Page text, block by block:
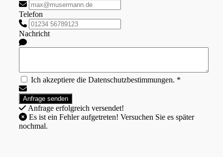
Telefon
Nachricht
Ich akzeptiere die Datenschutzbestimmungen. *
Anfrage erfolgreich versendet!
nochmal.